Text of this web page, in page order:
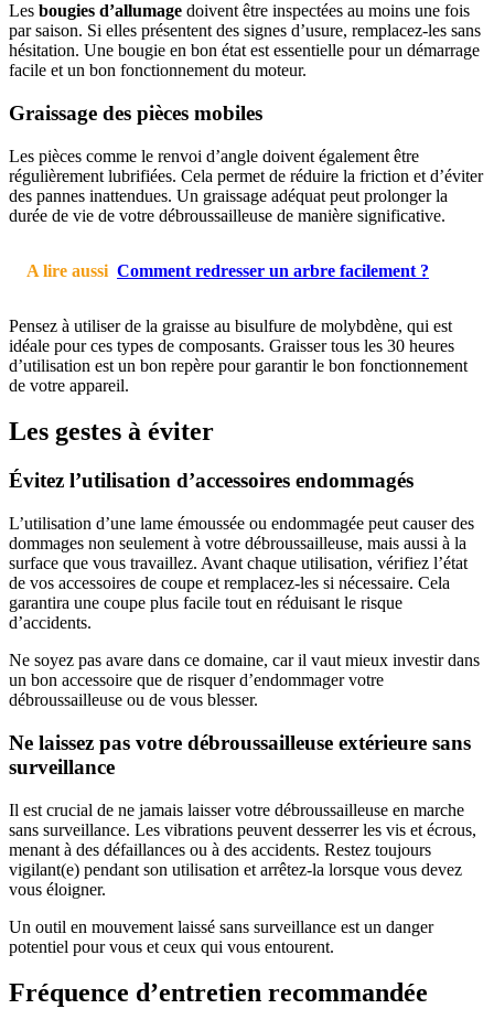
Les bougies d’allumage doivent être inspectées au moins une fois
par saison. Si elles présentent des signes d’usure, remplacez-les sans
hésitation. Une bougie en bon état est essentielle pour un démarrage
facile et un bon fonctionnement du moteur.
Graissage des pièces mobiles
Les pièces comme le renvoi d’angle doivent également être
régulièrement lubrifiées. Cela permet de réduire la friction et d’éviter
des pannes inattendues. Un graissage adéquat peut prolonger la
durée de vie de votre débroussailleuse de manière significative.
A lire aussi Comment redresser un arbre facilement ?
Pensez à utiliser de la graisse au bisulfure de molybdène, qui est
idéale pour ces types de composants. Graisser tous les 30 heures
d’utilisation est un bon repère pour garantir le bon fonctionnement
de votre appareil.
Les gestes à éviter
Évitez l’utilisation d’accessoires endommagés
L’utilisation d’une lame émoussée ou endommagée peut causer des
dommages non seulement à votre débroussailleuse, mais aussi à la
surface que vous travaillez. Avant chaque utilisation, vérifiez l’état
de vos accessoires de coupe et remplacez-les si nécessaire. Cela
garantira une coupe plus facile tout en réduisant le risque
d’accidents.
Ne soyez pas avare dans ce domaine, car il vaut mieux investir dans
un bon accessoire que de risquer d’endommager votre
débroussailleuse ou de vous blesser.
Ne laissez pas votre débroussailleuse extérieure sans
surveillance
Il est crucial de ne jamais laisser votre débroussailleuse en marche
sans surveillance. Les vibrations peuvent desserrer les vis et écrous,
menant à des défaillances ou à des accidents. Restez toujours
vigilant(e) pendant son utilisation et arrêtez-la lorsque vous devez
vous éloigner.
Un outil en mouvement laissé sans surveillance est un danger
potentiel pour vous et ceux qui vous entourent.
Fréquence d’entretien recommandée